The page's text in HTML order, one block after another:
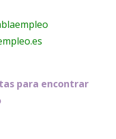
para encontrar